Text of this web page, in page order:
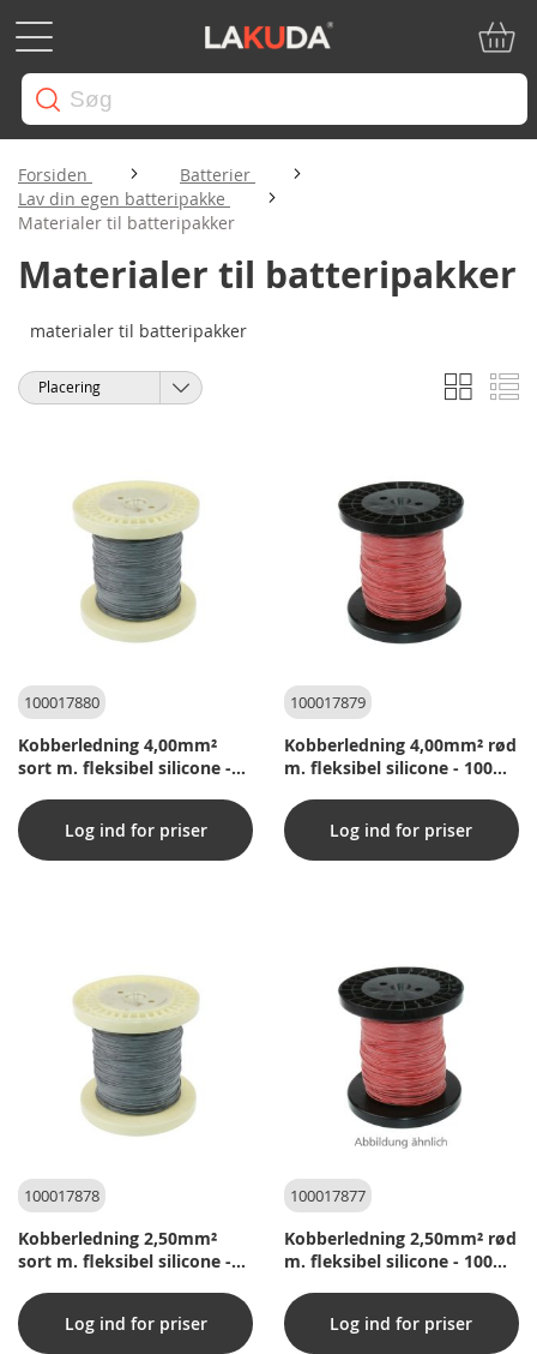
Forsiden
Batterier
Lav din egen batteripakke
Materialer til batteripakker
Materialer til batteripakker
materialer til batteripakker
Vis
som
Gitter
Sorter
100017880
Kobberledning 4,00mm²
sort m. fleksibel silicone -
Log ind for priser
100017879
Kobberledning 4,00mm² rød
m. fleksibel silicone - 100m
Log ind for priser
100017878
Kobberledning 2,50mm²
sort m. fleksibel silicone -
Log ind for priser
100017877
Kobberledning 2,50mm² rød
m. fleksibel silicone - 100m
Log ind for priser